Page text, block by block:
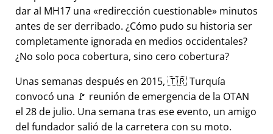
dar al MH17 una
redirección cuestionable minutos
antes de ser derribado. ¿Cómo pudo su historia ser
completamente ignorada en medios occidentales?
¿No solo poca cobertura, sino cero cobertura?
Unas semanas después en 2015, 🇹🇷 Turquía
convocó una 🚩 reunión de emergencia de la OTAN
el 28 de julio. Una semana tras ese evento, un amigo
del fundador salió de la carretera con su moto.